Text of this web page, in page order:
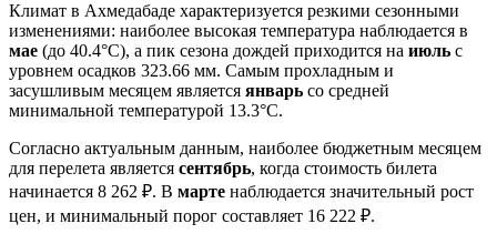
Климат в Ахмедабаде характеризуется резкими сезонными
изменениями: наиболее высокая температура наблюдается в
мае (до 40.4°C), а пик сезона дождей приходится на июль с
уровнем осадков 323.66 мм. Самым прохладным и
засушливым месяцем является январь со средней
минимальной температурой 13.3°C.
Согласно актуальным данным, наиболее бюджетным месяцем
для перелета является сентябрь, когда стоимость билета
начинается 8 262 ₽. В марте наблюдается значительный рост
цен, и минимальный порог составляет 16 222 ₽.